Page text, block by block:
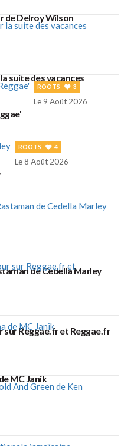
de Delroy Wilson
suite des vacances
ROOTS 3
Le 9 Août 2026
ROOTS 4
Le 8 Août 2026
de Cedella Marley
sur Reggae.fr et Reggae.fr
MC Janik